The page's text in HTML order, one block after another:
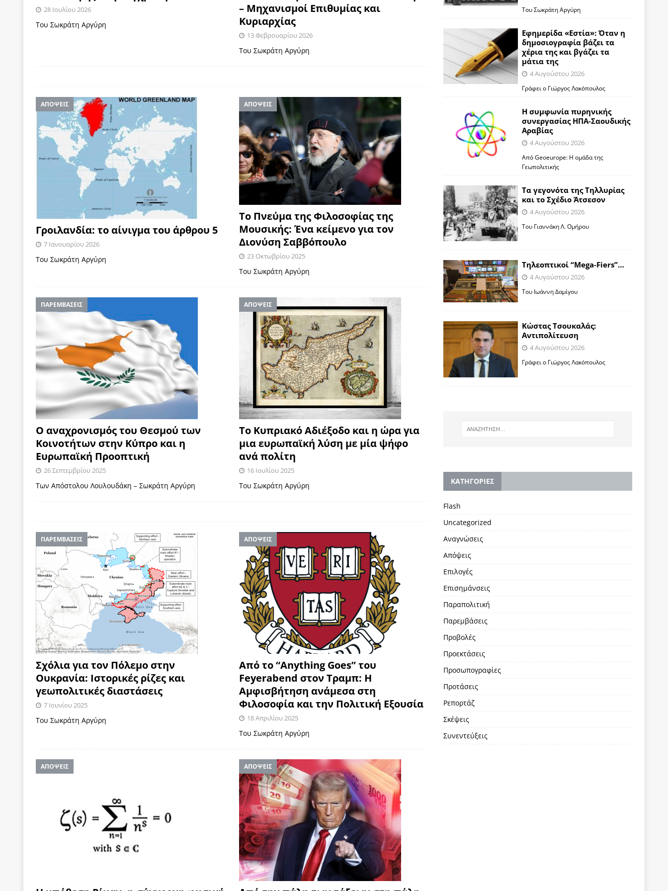
των δύο κομμάτων και όχι Ανδρουλάκη -Τσίπρα.
ΑΠΟΨΕΙΣ
[ 3 Αυγούστου 2026 ]
Η τραγωδία της δημοκρατικής παράταξης: Ο λαός θέλει, αλλά τα κόμματα της αντιπολίτευσης δεν
[ 3 Αυγούστου 2026 ]
Το γάλλιο και η γεωπολιτική ισχύς για την Ελλάδα
[ 3 Αυγούστου 2026 ] «Εδοξάσθη κρυπτομένη και εγελοιοποιήθη εμφανιζόμενη»: Το άδοξο βήμα της Μ. Καρυστιανού
ΠΑΡΕΜΒΑΣΕΙΣ
28 Ιουλίου 2026
Του Σωκράτη Αργύρη
– Μηχανισμοί Επιθυμίας και
Κυριαρχίας
13 Φεβρουαρίου 2026
Του Σωκράτη Αργύρη
ΑΠΟΨΕΙΣ
Γροιλανδία: το αίνιγμα του άρθρου 5
7 Ιανουαρίου 2026
Του Σωκράτη Αργύρη
ΑΠΟΨΕΙΣ
Το Πνεύμα της Φιλοσοφίας της
Μουσικής: Ένα κείμενο για τον
Διονύση Σαββόπουλο
23 Οκτωβρίου 2025
Του Σωκράτη Αργύρη
ΠΑΡΕΜΒΑΣΕΙΣ
Ο αναχρονισμός του Θεσμού των
Κοινοτήτων στην Κύπρο και η
Ευρωπαϊκή Προοπτική
26 Σεπτεμβρίου 2025
Των Απόστολου Λουλουδάκη – Σωκράτη Αργύρη
ΑΠΟΨΕΙΣ
Το Κυπριακό Αδιέξοδο και η ώρα για
μια ευρωπαϊκή λύση με μία ψήφο
ανά πολίτη
16 Ιουλίου 2025
Του Σωκράτη Αργύρη
ΠΑΡΕΜΒΑΣΕΙΣ
Σχόλια για τον Πόλεμο στην
Ουκρανία: Ιστορικές ρίζες και
γεωπολιτικές διαστάσεις
7 Ιουνίου 2025
Του Σωκράτη Αργύρη
ΑΠΟΨΕΙΣ
Από το “Anything Goes” του
Feyerabend στον Τραμπ: Η
Αμφισβήτηση ανάμεσα στη
Φιλοσοφία και την Πολιτική Εξουσία
18 Απριλίου 2025
Του Σωκράτη Αργύρη
ΑΠΟΨΕΙΣ ΑΠΟΨΕΙΣ
Του Σωκράτη Αργύρη
Εφημερίδα «Εστία»: Όταν η
δημοσιογραφία βάζει τα
χέρια της και βγάζει τα
μάτια της
4 Αυγούστου 2026
Γράφει ο Γιώργος Λακόπουλος
Η συμφωνία πυρηνικής
συνεργασίας ΗΠΑ-Σαουδικής
Αραβίας
4 Αυγούστου 2026
Από Geoeurope: H ομάδα της
Γεωπολιτικής
Τα γεγονότα της Τηλλυρίας
και το Σχέδιο Άτσεσον
4 Αυγούστου 2026
Toυ Γιαννάκη Λ. Ομήρου
Tηλεοπτικοί “Mega-Fiers”…
4 Αυγούστου 2026
Toυ Ιωάννη Δαμίγου
Κώστας Τσουκαλάς:
Αντιπολίτευση
4 Αυγούστου 2026
Γράφει ο Γιώργος Λακόπουλος
KΑΤΗΓΟΡΙΕΣ
Flash
Uncategorized
Αναγνώσεις
Απόψεις
Επιλογές
Επισημάνσεις
Παραπολιτική
Παρεμβάσεις
Προβολές
Προεκτάσεις
Προσωπογραφίες
Προτάσεις
Ρεπορτάζ
Σκέψεις
Συνεντεύξεις